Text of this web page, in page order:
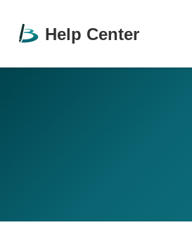
Help Center